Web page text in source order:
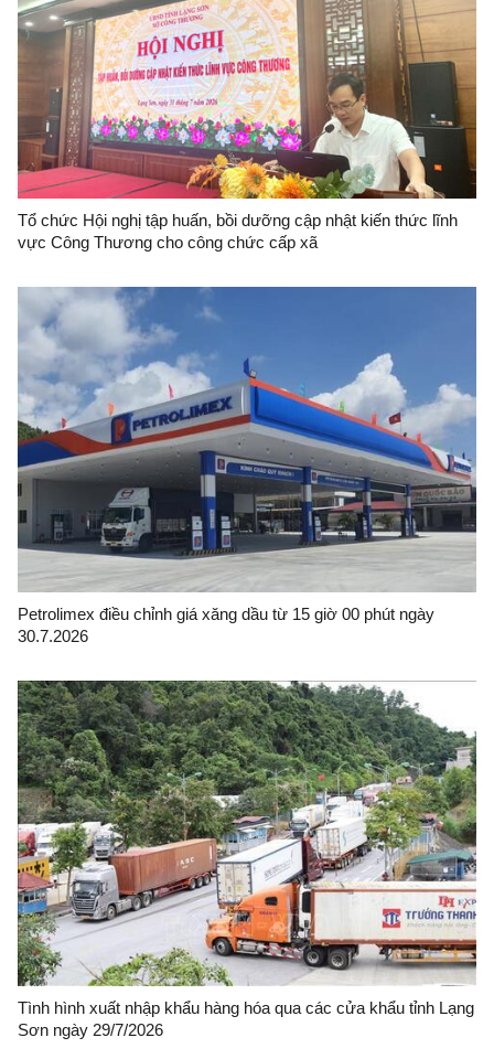
Tổ chức Hội nghị tập huấn, bồi dưỡng cập nhật kiến thức lĩnh
vực Công Thương cho công chức cấp xã
Petrolimex điều chỉnh giá xăng dầu từ 15 giờ 00 phút ngày
30.7.2026
Tình hình xuất nhập khẩu hàng hóa qua các cửa khẩu tỉnh Lạng
Sơn ngày 29/7/2026